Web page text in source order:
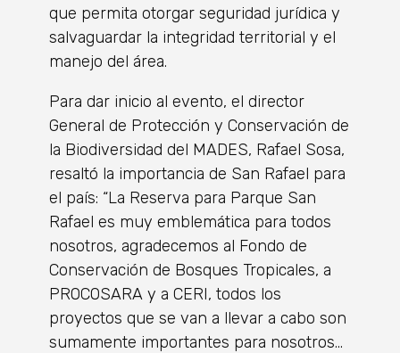
que permita otorgar seguridad jurídica y
salvaguardar la integridad territorial y el
manejo del área.
Para dar inicio al evento, el director
General de Protección y Conservación de
la Biodiversidad del MADES, Rafael Sosa,
resaltó la importancia de San Rafael para
el país: “La Reserva para Parque San
Rafael es muy emblemática para todos
nosotros, agradecemos al Fondo de
Conservación de Bosques Tropicales, a
PROCOSARA y a CERI, todos los
proyectos que se van a llevar a cabo son
sumamente importantes para nosotros…